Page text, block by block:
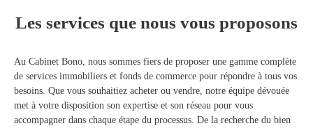
Les services que nous vous proposons
Au Cabinet Bono, nous sommes fiers de proposer une gamme complète
de services immobiliers et fonds de commerce pour répondre à tous vos
besoins. Que vous souhaitiez acheter ou vendre, notre équipe dévouée
met à votre disposition son expertise et son réseau pour vous
accompagner dans chaque étape du processus. De la recherche du bien